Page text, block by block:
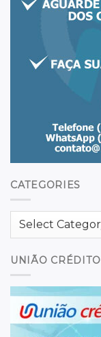
CATEGORIES
UNIÃO CRÉDITO